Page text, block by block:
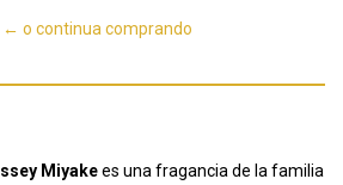
← o continua comprando
Issey Miyakees una fragancia de la familia